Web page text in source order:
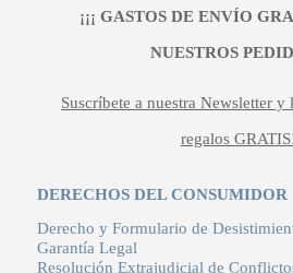
¡¡¡ GASTOS DE ENVÍO
NUESTROS
Suscríbete a nuestra Newsletter y
regalos
DERECHOS DEL CONSUMIDOR
Derecho y Formulario de
Garantía Legal
Resolución Extrajudicial de